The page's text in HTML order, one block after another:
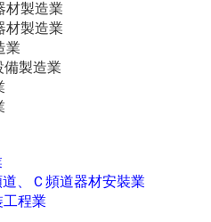
材製造業
材製造業
業
製造業
、Ｃ頻道器材安裝業
程業